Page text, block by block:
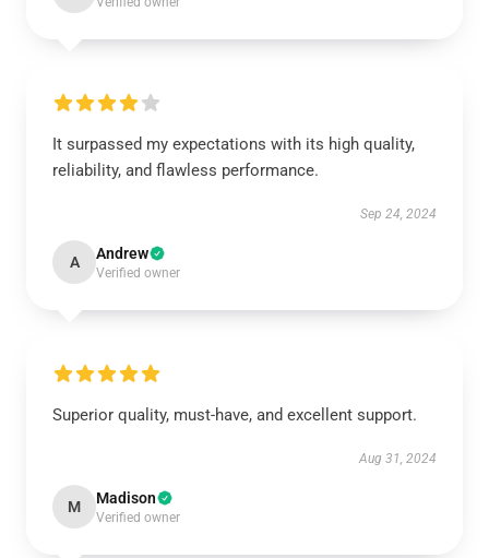
It surpassed my expectations with its high quality,
reliability, and flawless performance.
Sep 24, 2024
A Andrew
Verified owner
Superior quality, must-have, and excellent support.
Aug 31, 2024
M Madison
Verified owner